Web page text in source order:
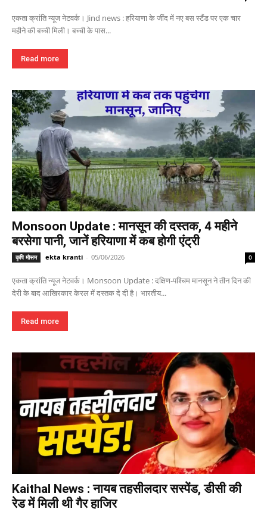
एकता क्रांति न्यूज नेटवर्क। Jind news : हरियाणा के जींद में नए बस स्टैंड पर एक चार
महीने की बच्ची मिली। बच्ची के पास...
Read more
Monsoon Update : मानसून की दस्तक, 4 महीने
बरसेगा पानी, जानें हरियाणा में कब होगी एंट्री
कृषि मौसम ekta kranti - 05/06/2026 0
एकता क्रांति न्यूज नेटवर्क। Monsoon Update : दक्षिण-पश्चिम मानसून ने तीन दिन की
देरी के बाद आखिरकार केरल में दस्तक दे दी है। भारतीय...
Read more
Kaithal News : नायब तहसीलदार सस्पेंड, डीसी की
रेड में मिली थी गैर हाजिर